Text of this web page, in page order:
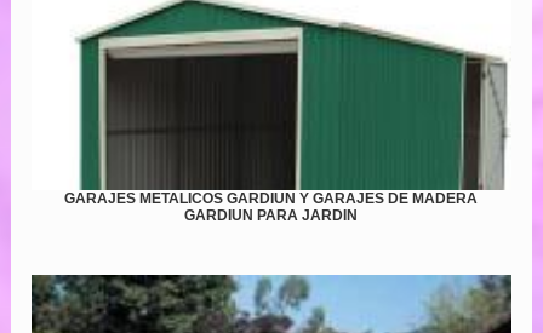
GARAJES METALICOS GARDIUN Y GARAJES DE MADERA
GARDIUN PARA JARDIN